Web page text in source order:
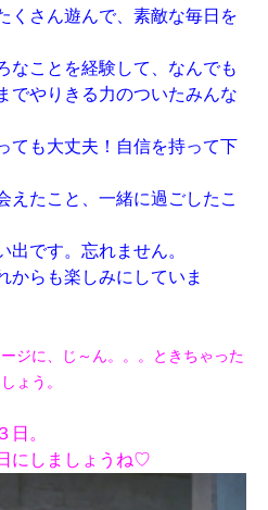
さん遊んで、素敵な毎日を
ことを経験して、なんでも
やりきる力のついたみんな
も大丈夫！自信を持って下
たこと、一緒に過ごしたこ
出です。忘れません。
らも楽しみにしていま
ジに、じ～ん。。。ときちゃった
ょう。
日。
にしましょうね♡